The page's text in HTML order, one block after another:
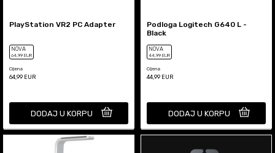
PlayStation VR2 PC Adapter
NOVA
64,99 EUR
Cijena
64,99 EUR
DODAJ U KORPU
Podloga Logitech G640 L -
Black
NOVA
44,99 EUR
Cijena
44,99 EUR
DODAJ U KORPU